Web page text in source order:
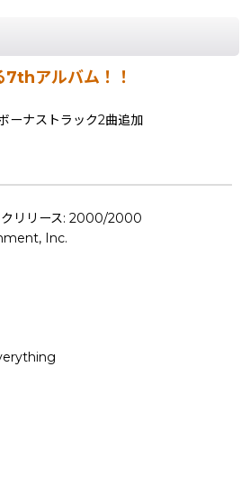
アルバム！！
ーナストラック2曲追加
クリリース: 2000/2000
Inc.